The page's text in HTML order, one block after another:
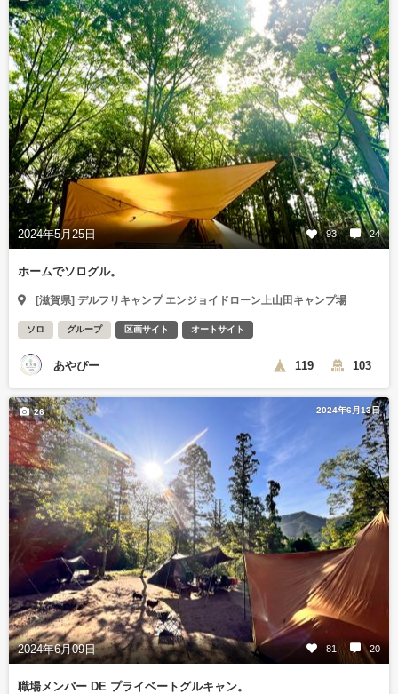
2024年5月25日 93 24
ホームでソログル。
[滋賀県] デルフリキャンプ エンジョイドローン上山田キャンプ場
ソロ グループ 区画サイト オートサイト
あやぴー 119 103
2024年6月13日
2024年6月09日 81 20
26
職場メンバー DE プライベートグルキャン。